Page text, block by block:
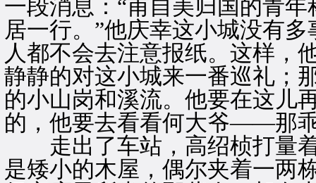
一段消息：“甫自美归国的青
居一行。”他庆幸这小城没有
人都不会去注意报纸。这样，
静静的对这小城来一番巡礼；
的小山岗和溪流。他要在这儿
的，他要去看看何大爷——那
走出了车站，高绍桢打量着
是矮小的木屋，偶尔夹着一两